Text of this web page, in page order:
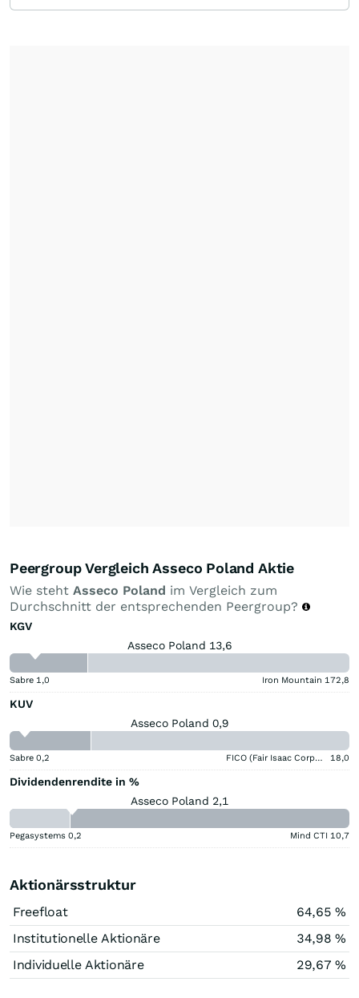
Peergroup Vergleich Asseco Poland Aktie
Wie steht Asseco Poland im Vergleich zum
Durchschnitt der entsprechenden Peergroup?
KGV
Asseco Poland 13,6
Sabre 1,0 Iron Mountain 172,8
KUV
Asseco Poland 0,9
Sabre 0,2 FICO (Fair Isaac Corporation) 18,0
Dividendenrendite in %
Asseco Poland 2,1
Pegasystems 0,2 Mind CTI 10,7
Aktionärsstruktur
Freefloat
64,65 %
Institutionelle Aktionäre
34,98 %
Individuelle Aktionäre
29,67 %